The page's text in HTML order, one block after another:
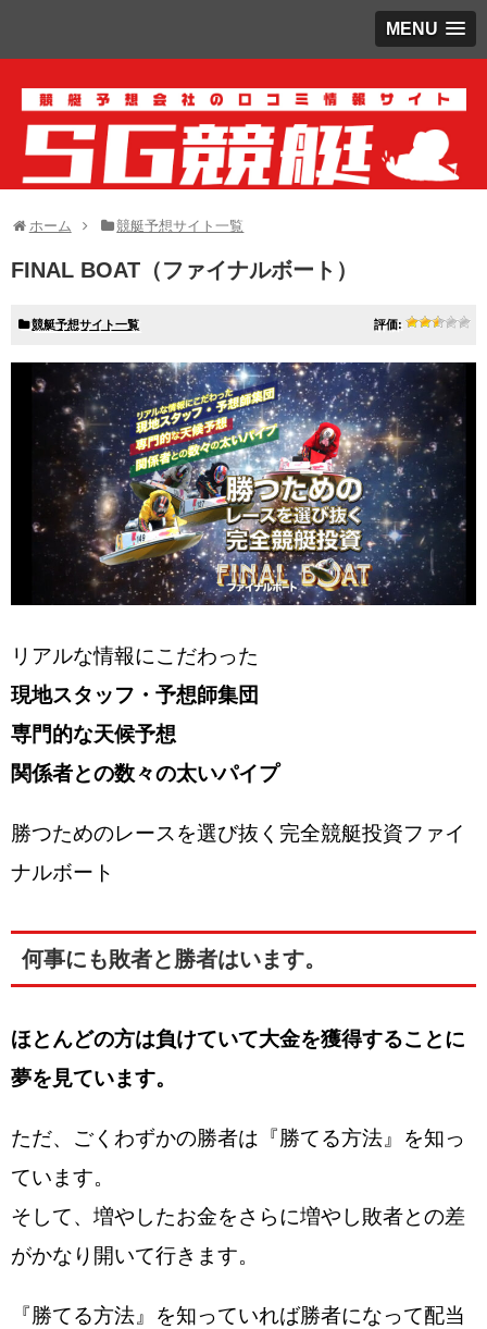
MENU
ホーム 競艇予想サイト一覧
FINAL BOAT（ファイナルボート）
競艇予想サイト一覧
リアルな情報にこだわった
現地スタッフ・予想師集団
専門的な天候予想
関係者との数々の太いパイプ
勝つためのレースを選び抜く完全競艇投資ファイ
ナルボート
何事にも敗者と勝者はいます。
ほとんどの方は負けていて大金を獲得することに
夢を見ています。
ただ、ごくわずかの勝者は『勝てる方法』を知っ
ています。
そして、増やしたお金をさらに増やし敗者との差
がかなり開いて行きます。
『勝てる方法』を知っていれば勝者になって配当